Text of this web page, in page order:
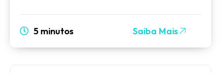
5 minutos Saiba Mais